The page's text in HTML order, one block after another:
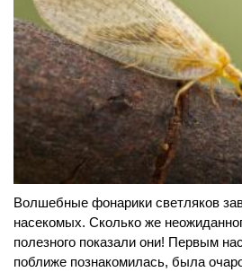
Волшебные фонарики светляков
насекомых. Сколько же
полезного показали они! Первым
поближе познакомилась, была